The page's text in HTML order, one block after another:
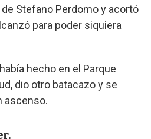
Stefano Perdomo y acortó
para poder siquiera
hecho en el Parque
dio otro batacazo y se
ascenso.